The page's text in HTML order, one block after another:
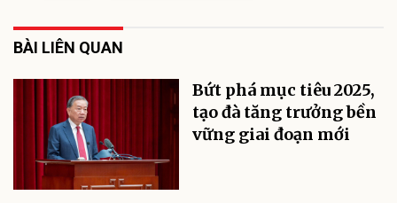
BÀI LIÊN QUAN
Bứt phá mục tiêu 2025,
tạo đà tăng trưởng bền
vững giai đoạn mới